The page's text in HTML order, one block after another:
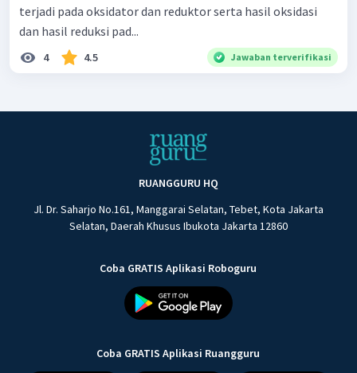
terjadi pada oksidator dan reduktor serta hasil oksidasi
dan hasil reduksi pad...
4 4.5 Jawaban terverifikasi
RUANGGURU HQ
Jl. Dr. Saharjo No.161, Manggarai Selatan, Tebet, Kota Jakarta
Selatan, Daerah Khusus Ibukota Jakarta 12860
Coba GRATIS Aplikasi Roboguru
Coba GRATIS Aplikasi Ruangguru